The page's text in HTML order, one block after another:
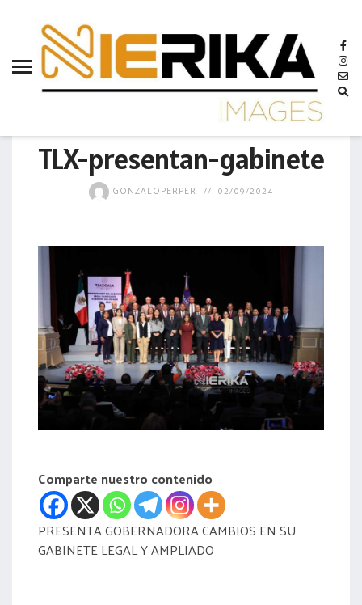
TLX-presentan-gabinete
GONZALOPERPER 02/09/2024
Comparte nuestro contenido
PRESENTA GOBERNADORA CAMBIOS EN SU
GABINETE LEGAL Y AMPLIADO
aamtlax
abanderamiento
abogadas
aclaración
acreditación